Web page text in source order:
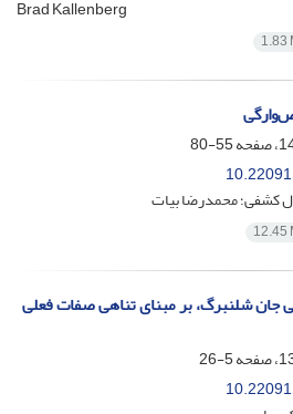
Brad Kallenberg
1.83
55-80
کشفی؛ محمدرضا بیات
12.45
جان شلنبرگ، بر مبنای تناهی صفات فعلی
5-26